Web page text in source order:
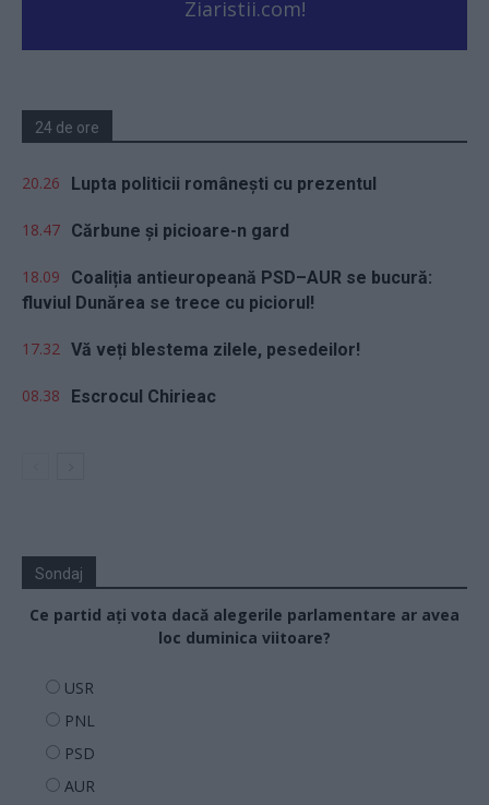
Ziaristii.com!
24 de ore
20.26 Lupta politicii românești cu prezentul
18.47 Cărbune și picioare-n gard
18.09
Coaliția antieuropeană PSD–AUR se bucură:
fluviul Dunărea se trece cu piciorul!
17.32 Vă veți blestema zilele, pesedeilor!
08.38 Escrocul Chirieac
Sondaj
Ce partid ați vota dacă alegerile parlamentare ar avea
loc duminica viitoare?
USR
PNL
PSD
AUR